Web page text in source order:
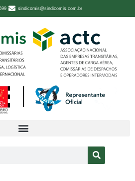
sindicomis@sindicomis.com.br